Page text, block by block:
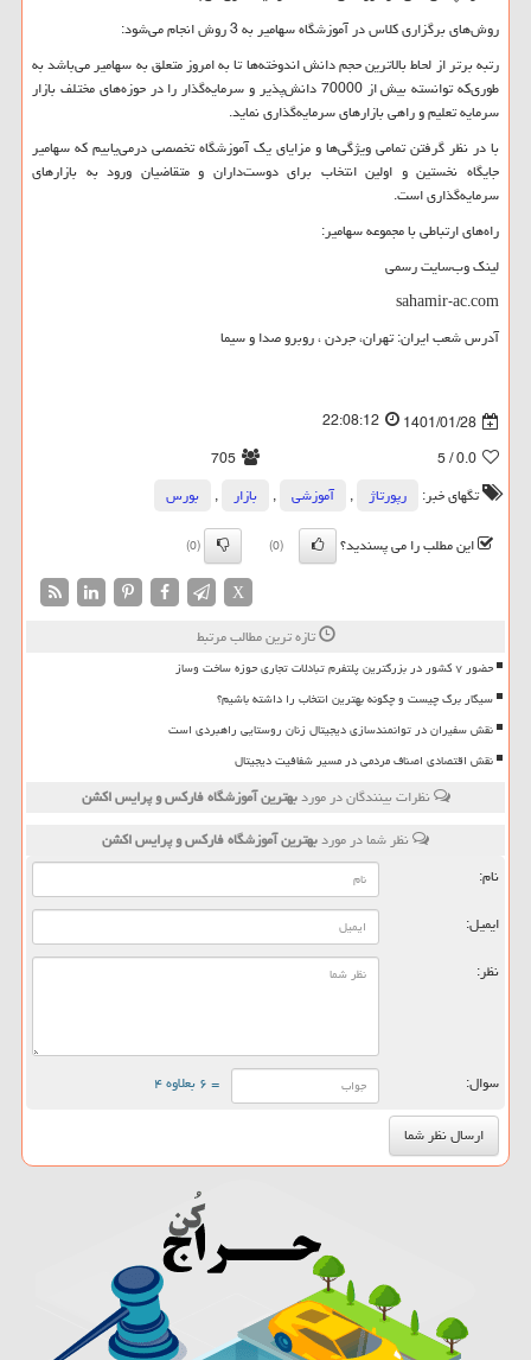
روش‌های برگزاری کلاس در آموزشگاه سهامیر به 3 روش انجام می‌شود:
رتبه برتر از لحاط بالاترین حجم دانش اندوخته‌ها تا به امروز متعلق به سهامیر می‌باشد به
طوری‌که توانسته بیش از 70000 دانش‌پذیر و سرمایه‌گذار را در حوزه‌های مختلف بازار
سرمایه تعلیم و راهی بازارهای سرمایه‌گذاری نماید.
با در نظر گرفتن تمامی ویژگی‌ها و مزایای یک آموزشگاه تخصصی درمی‌یابیم که سهامیر
جایگاه نخستین و اولین انتخاب برای دوست‌داران و متقاضیان ورود به بازارهای
سرمایه‌گذاری است.
راه‌های ارتباطی با مجموعه سهامیر:
لینک وب‌سایت رسمی
sahamir-ac.com
آدرس شعب ایران: تهران، جردن ، روبرو صدا و سیما
1401/01/28
22:08:12
0.0
/ 5
705
تگهای خبر:
رپورتاژ , آموزشی , بازار ,
بورس
این مطلب را می پسندید؟
(0)
(0)
X
تازه ترین مطالب مرتبط
حضور ۷ کشور در بزرگترین پلتفرم تبادلات تجاری حوزه ساخت وساز
سیگار برگ چیست و چگونه بهترین انتخاب را داشته باشیم؟
نقش سفیران در توانمندسازی دیجیتال زنان روستایی راهبردی است
نقش اقتصادی اصناف مردمی در مسیر شفافیت دیجیتال
نظرات بینندگان در موردبهترین آموزشگاه فارکس و پرایس اکشن
نظر شما در موردبهترین آموزشگاه فارکس و پرایس اکشن
نام:
ایمیل:
نظر:
سوال: = ۶ بعلاوه ۴